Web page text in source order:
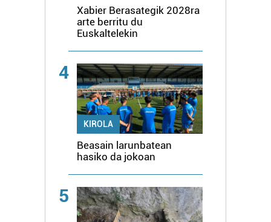
Xabier Berasategik 2028ra
arte berritu du
Euskaltelekin
4
KIROLA
Beasain larunbatean
hasiko da jokoan
5